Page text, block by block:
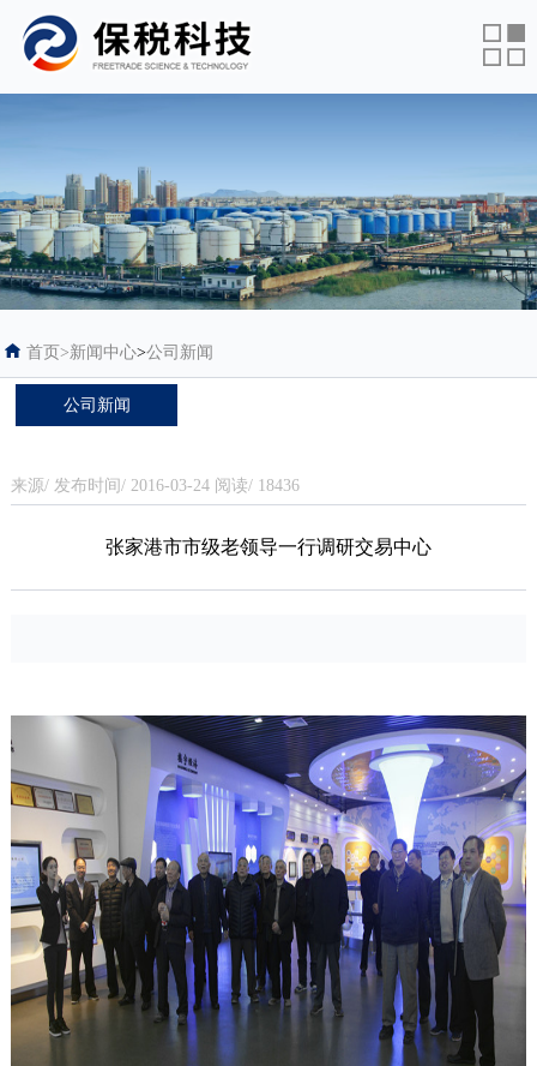
首页>新闻中心>公司新闻
公司新闻
来源/ 发布时间/ 2016-03-24 阅读/ 18436
张家港市市级老领导一行调研交易中心